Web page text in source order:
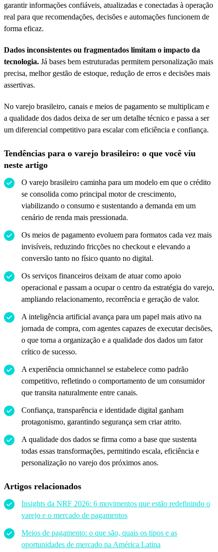
garantir informações confiáveis, atualizadas e conectadas à operação
real para que recomendações, decisões e automações funcionem de
forma eficaz.
Dados inconsistentes ou fragmentados limitam o impacto da
tecnologia. Já bases bem estruturadas permitem personalização mais
precisa, melhor gestão de estoque, redução de erros e decisões mais
assertivas.
No varejo brasileiro, canais e meios de pagamento se multiplicam e
a qualidade dos dados deixa de ser um detalhe técnico e passa a ser
um diferencial competitivo para escalar com eficiência e confiança.
Tendências para o varejo brasileiro: o que você viu
neste artigo
O varejo brasileiro caminha para um modelo em que o crédito
se consolida como principal motor de crescimento,
viabilizando o consumo e sustentando a demanda em um
cenário de renda mais pressionada.
Os meios de pagamento evoluem para formatos cada vez mais
invisíveis, reduzindo fricções no checkout e elevando a
conversão tanto no físico quanto no digital.
Os serviços financeiros deixam de atuar como apoio
operacional e passam a ocupar o centro da estratégia do varejo,
ampliando relacionamento, recorrência e geração de valor.
A inteligência artificial avança para um papel mais ativo na
jornada de compra, com agentes capazes de executar decisões,
o que torna a organização e a qualidade dos dados um fator
crítico de sucesso.
A experiência omnichannel se estabelece como padrão
competitivo, refletindo o comportamento de um consumidor
que transita naturalmente entre canais.
Confiança, transparência e identidade digital ganham
protagonismo, garantindo segurança sem criar atrito.
A qualidade dos dados se firma como a base que sustenta
todas essas transformações, permitindo escala, eficiência e
personalização no varejo dos próximos anos.
Artigos relacionados
Insights da NRF 2026: 6 movimentos que estão redefinindo o
varejo e o mercado de pagamentos
Meios de pagamento: o que são, quais os tipos e as
oportunidades de mercado na América Latina